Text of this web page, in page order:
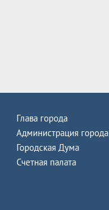
Глава города
Администрация города
Городская Дума
Счетная палата